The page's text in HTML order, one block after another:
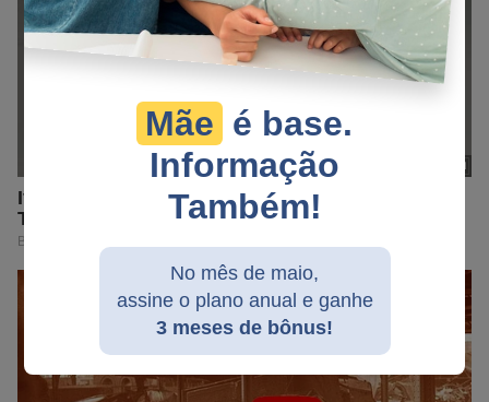
Mãe é base.
Informação
Também!
No mês de maio,
assine o plano anual e ganhe
3 meses de bônus!